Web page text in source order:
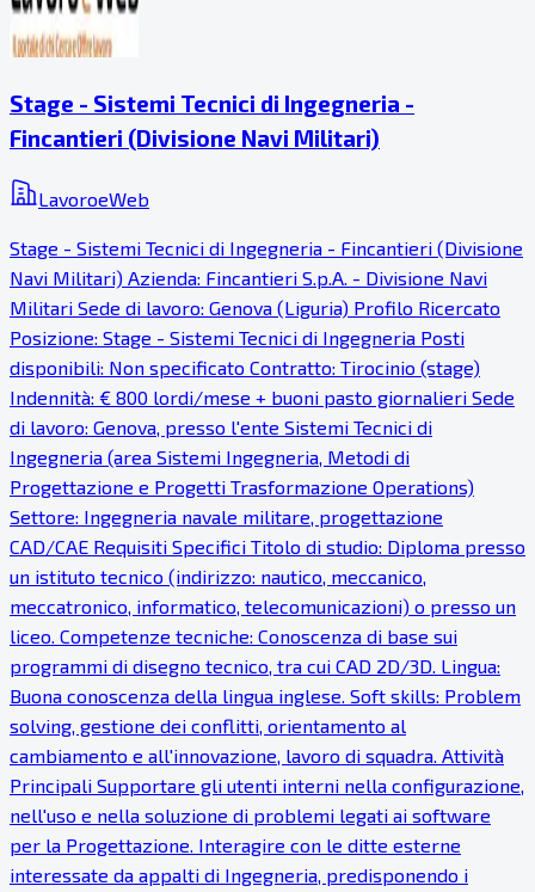
Stage - Sistemi Tecnici di Ingegneria -
Fincantieri (Divisione Navi Militari)
LavoroeWeb
Stage - Sistemi Tecnici di Ingegneria - Fincantieri (Divisione
Navi Militari) Azienda: Fincantieri S.p.A. - Divisione Navi
Militari Sede di lavoro: Genova (Liguria) Profilo Ricercato
Posizione: Stage - Sistemi Tecnici di Ingegneria Posti
disponibili: Non specificato Contratto: Tirocinio (stage)
Indennità: € 800 lordi/mese + buoni pasto giornalieri Sede
di lavoro: Genova, presso l'ente Sistemi Tecnici di
Ingegneria (area Sistemi Ingegneria, Metodi di
Progettazione e Progetti Trasformazione Operations)
Settore: Ingegneria navale militare, progettazione
CAD/CAE Requisiti Specifici Titolo di studio: Diploma presso
un istituto tecnico (indirizzo: nautico, meccanico,
meccatronico, informatico, telecomunicazioni) o presso un
liceo. Competenze tecniche: Conoscenza di base sui
programmi di disegno tecnico, tra cui CAD 2D/3D. Lingua:
Buona conoscenza della lingua inglese. Soft skills: Problem
solving, gestione dei conflitti, orientamento al
cambiamento e all'innovazione, lavoro di squadra. Attività
Principali Supportare gli utenti interni nella configurazione,
nell'uso e nella soluzione di problemi legati ai software
per la Progettazione. Interagire con le ditte esterne
interessate da appalti di Ingegneria, predisponendo i